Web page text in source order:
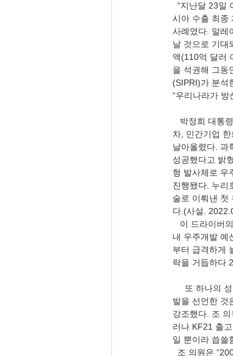
시아 수출 최종
사례였다. 말레
날 것으로 기대
액(110억 달러
을 석권해 그동
(SIPRI)가 분석
“우리나라가
차, 민간기업
날아올렸다. 과
성공했다고 밝
형 발사체로 우
진행됐다. 누리
술로 이뤄낸 첫
다.(사설.
내 우주개발 예
부터 급격하게
락을 거듭하다
발을 선언한 것
강조했다. 조
러나 KF21 출
일 뿐이라 씁쓸